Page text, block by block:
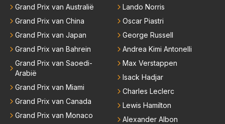
Grand Prix van Australië
Grand Prix van China
Grand Prix van Japan
Grand Prix van Bahrein
Grand Prix van Saoedi-
Arabië
Grand Prix van Miami
Grand Prix van Canada
Grand Prix van Monaco
Lando Norris
Oscar Piastri
George Russell
Andrea Kimi Antonelli
Max Verstappen
Isack Hadjar
Charles Leclerc
Lewis Hamilton
Alexander Albon